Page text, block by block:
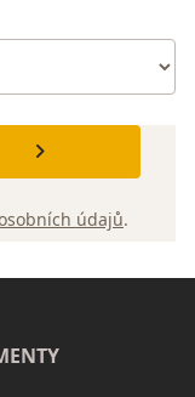
údajů.